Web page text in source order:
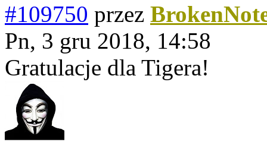
#109750 przez
Pn, 3 gru 2018, 14:58
Gratulacje dla Tigera!